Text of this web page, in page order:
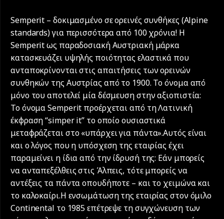
Semperit – δοκιμασμένο σε ορεινές συνθήκες (Alpine
standards) για περισσότερα από 100 χρόνια! Η
Semperit ως παραδοσιακή Αυστριακή μάρκα
κατασκευάζει υψηλής ποιότητας ελαστικά που
ανταποκρίνονται στις απαιτήσεις των ορεινών
συνθηκών της Αυστρίας από το 1900. Το όνομα από
μόνο του αποτελεί μία δέσμευση στην αξιοπιστία:
Το όνομα Semperit προέρχεται από τη Λατινική
έκφραση “simper it” το οποίο ουσιαστικά
μεταφράζεται στο «υπάρχει για πάντα».Αυτός είναι
και ο λόγος που η υπόσχεση της εταιρίας έχει
παραμείνει η ίδια από την ίδρυσή της: Εάν μπορείς
να ανταπεξέλθεις στις Άλπεις, τότε μπορείς να
αντέξεις τα πάντα οπουδήποτε – και το χειμώνα και
το καλοκαίρι.Η ενσωμάτωση της εταιρίας στον όμιλο
Continental το 1985 επέτρεψε τη συγχώνευση των